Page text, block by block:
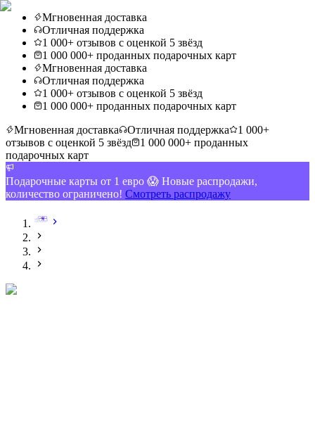
Мгновенная доставка
Отличная поддержка
1 000+ отзывов с оценкой 5 звёзд
1 000 000+ проданных подарочных карт
Мгновенная доставка
Отличная поддержка
1 000+ отзывов с оценкой 5 звёзд
1 000 000+ проданных подарочных карт
Мгновенная доставка
Отличная поддержка
1 000+
отзывов с оценкой 5 звёзд
1 000 000+ проданных
подарочных карт
Подарочные карты от 1 евро 😱 Новые распродажи,
количество ограничено! Смотреть распродажу